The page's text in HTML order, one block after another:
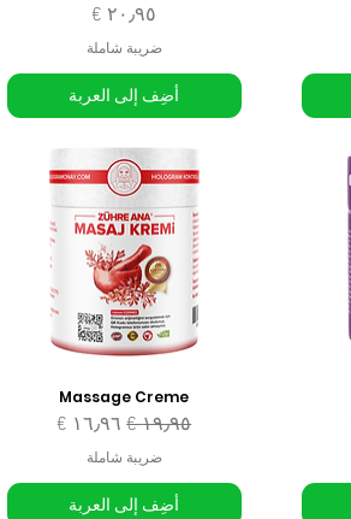
السعر
ضريبة شاملة
أضِف إلى العربة
Massage Creme
سعر عادي‏١٩٫٩٥ € سعر البيع
ضريبة شاملة
أضِف إلى العربة